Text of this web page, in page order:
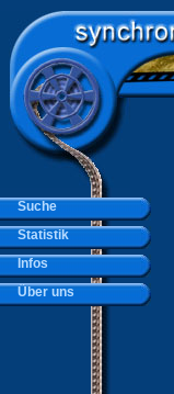
Suche
Statistik
Infos
Über uns